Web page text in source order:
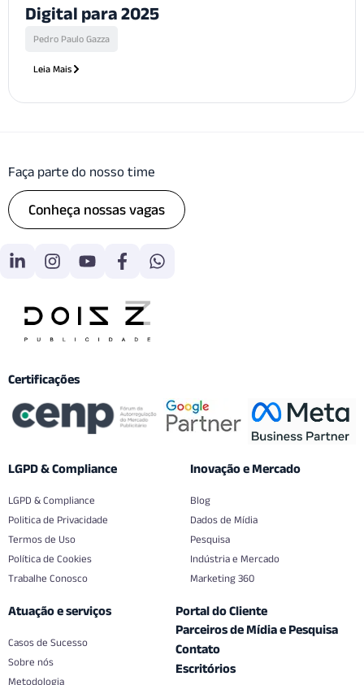
Digital para 2025
Pedro Paulo Gazza
Leia Mais
Faça parte do nosso time
Conheça nossas vagas
Certificações
LGPD & Compliance
LGPD & Compliance
Politica de Privacidade
Termos de Uso
Política de Cookies
Trabalhe Conosco
Inovação e Mercado
Blog
Dados de Mídia
Pesquisa
Indústria e Mercado
Marketing 360
Atuação e serviços
Casos de Sucesso
Sobre nós
Metodologia
Portal do Cliente
Parceiros de Mídia e Pesquisa
Contato
Escritórios